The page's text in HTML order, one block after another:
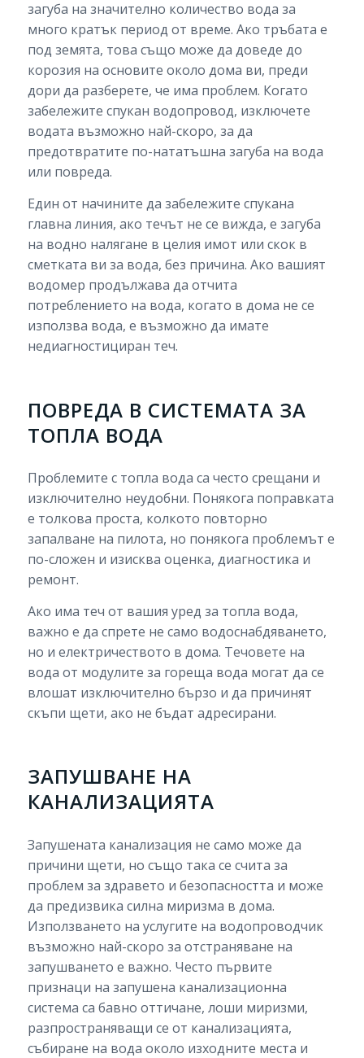
загуба на значително количество вода за
много кратък период от време. Ако тръбата е
под земята, това също може да доведе до
корозия на основите около дома ви, преди
дори да разберете, че има проблем. Когато
забележите спукан водопровод, изключете
водата възможно най-скоро, за да
предотвратите по-нататъшна загуба на вода
или повреда.
Един от начините да забележите спукана
главна линия, ако течът не се вижда, е загуба
на водно налягане в целия имот или скок в
сметката ви за вода, без причина. Ако вашият
водомер продължава да отчита
потреблението на вода, когато в дома не се
използва вода, е възможно да имате
недиагностициран теч.
ПОВРЕДА В СИСТЕМАТА ЗА
ТОПЛА ВОДА
Проблемите с топла вода са често срещани и
изключително неудобни. Понякога поправката
е толкова проста, колкото повторно
запалване на пилота, но понякога проблемът е
по-сложен и изисква оценка, диагностика и
ремонт.
Ако има теч от вашия уред за топла вода,
важно е да спрете не само водоснабдяването,
но и електричеството в дома. Течовете на
вода от модулите за гореща вода могат да се
влошат изключително бързо и да причинят
скъпи щети, ако не бъдат адресирани.
ЗАПУШВАНЕ НА
КАНАЛИЗАЦИЯТА
Запушената канализация не само може да
причини щети, но също така се счита за
проблем за здравето и безопасността и може
да предизвика силна миризма в дома.
Използването на услугите на водопроводчик
възможно най-скоро за отстраняване на
запушването е важно. Често първите
признаци на запушена канализационна
система са бавно оттичане, лоши миризми,
разпространяващи се от канализацията,
събиране на вода около изходните места и